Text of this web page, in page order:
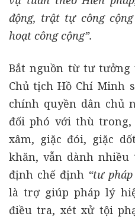
động, trật tự công
hoạt công cộng”.
Bắt nguồn từ tư tưởng
Chủ tịch Hồ Chí Minh
chính quyền dân chủ
đối phó với thù trong,
xâm, giặc đói, giặc
khăn, vẫn dành
định chế định “tư
là trợ giúp pháp lý
điều tra, xét xử tội